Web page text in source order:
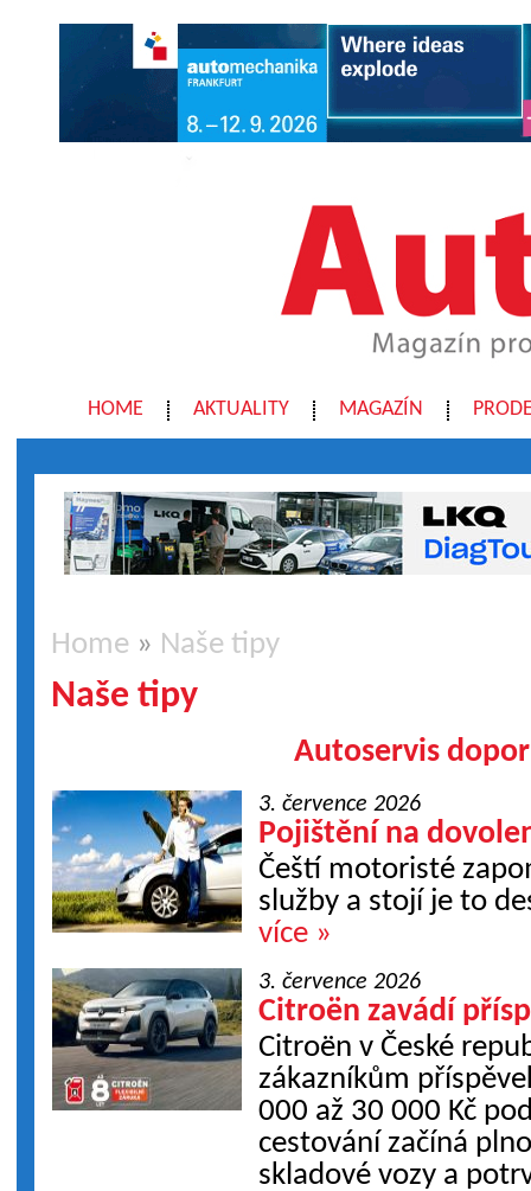
HOME AKTUALITY MAGAZÍN
Home » Naše tipy
Naše tipy
Autoservis
3. července 2026
Pojištění na
Čeští motoristé
služby a stojí je to
více »
3. července 2026
Citroën zavádí
Citroën v České
zákazníkům
000 až 30 000 Kč
cestování začíná
skladové vozy a